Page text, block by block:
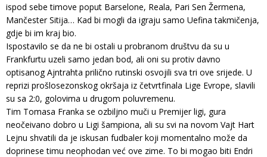
ispod sebe timove poput Barselone, Reala, Pari Sen Žermena,
Mančester Sitija… Kad bi mogli da igraju samo Uefina takmičenja,
gdje bi im kraj bio.
Ispostavilo se da ne bi ostali u probranom društvu da su u
Frankfurtu uzeli samo jedan bod, ali oni su protiv davno
optisanog Ajntrahta prilično rutinski osvojili sva tri ove srijede. U
reprizi prošlosezonskog okršaja iz četvrtfinala Lige Evrope, slavili
su sa 2:0, golovima u drugom poluvremenu.
Tim Tomasa Franka se ozbiljno muči u Premijer ligi, gura
neočeivano dobro u Ligi šampiona, ali su svi na novom Vajt Hart
Lejnu shvatili da je iskusan fudbaler koji momentalno može da
doprinese timu neophodan već ove zime. To bi mogao biti Endri